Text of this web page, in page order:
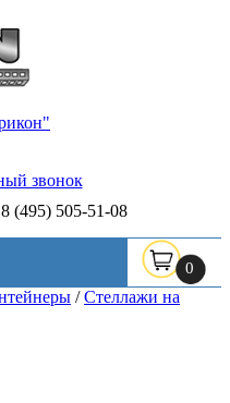
звонок
8 (495) 505-51-08
0
/Стеллажи на